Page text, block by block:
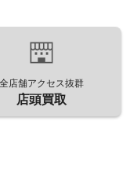
全店舗アクセス抜群
店頭買取